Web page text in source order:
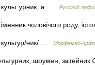
урник, а … Русский
чоловічого роду,
ник/ … Морфемно-
шоумен, затейник